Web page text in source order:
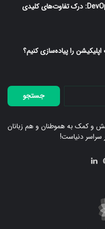
را پیاده‌سازی کنیم؟
جستجو
برای:
و کمک به هموطنان و هم زبانان
سراسر دنیاست!
‫پین‌ترست